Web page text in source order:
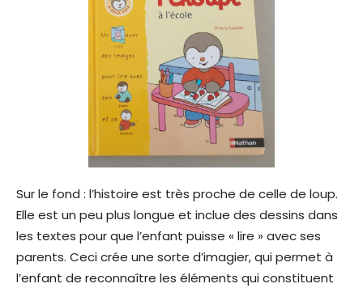
Sur le fond : l’histoire est très proche de celle de loup.
Elle est un peu plus longue et inclue des dessins dans
les textes pour que l’enfant puisse « lire » avec ses
parents. Ceci crée une sorte d’imagier, qui permet à
l’enfant de reconnaître les éléments qui constituent